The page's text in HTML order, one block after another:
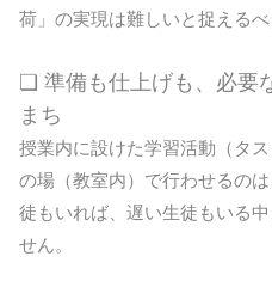
荷」の実現は難しいと捉えるべ
❏ 準備も仕上げも、必要
まち
授業内に設けた学習活動（タ
の場（教室内）で行わせるの
徒もいれば、遅い生徒もいる
せん。